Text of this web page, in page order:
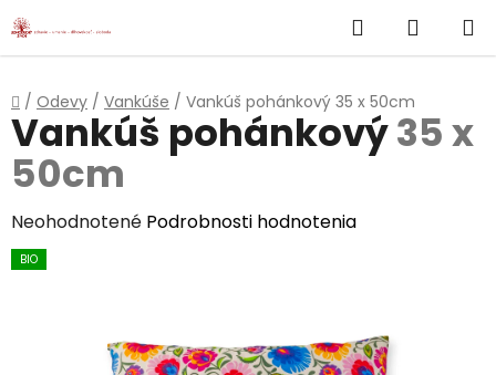
Prejsť
na
Hľadať
KOŠÍK
Domov
/ Odevy / Vankúše / Vankúš pohánkový 35 x 50cm
Vankúš pohánkový35 x
50cm
Priemerné
hodnotenie
Neohodnotené Podrobnosti hodnotenia
BIO